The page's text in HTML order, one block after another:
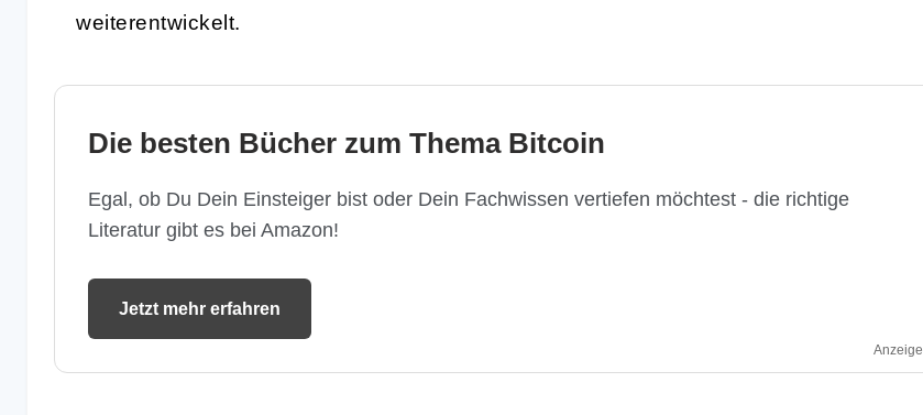
weiterentwickelt.
Die besten Bücher zum Thema Bitcoin
Egal, ob Du Dein Einsteiger bist oder Dein Fachwissen vertiefen möchtest - die richtige
Literatur gibt es bei Amazon!
Jetzt mehr erfahren
Anzeige